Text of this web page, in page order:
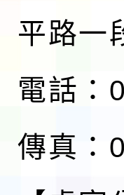
平路一
電話：
傳真：